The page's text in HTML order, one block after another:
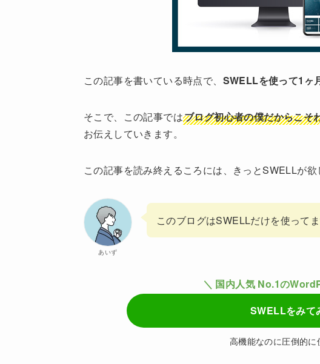
この記事を書いている時点で、 SWELLを使って1ヶ
そこで、この記事ではブログ初心者の僕だからこそ
お伝えしていきます。
この記事を読み終えるころには、きっとSWELLが欲
あいず
このブログはSWELLだけを使ってま
＼ 国内人気 No.1の
SWELLをみて
高機能なのに圧倒的に